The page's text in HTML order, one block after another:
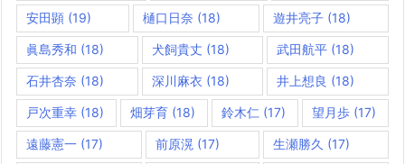
安田顕 (19) 樋口日奈 (18) 遊井亮子(18)
眞島秀和 (18) 犬飼貴丈 (18) 武田航平 (18)
石井杏奈 (18) 深川麻衣 (18) 井上想良 (18)
戸次重幸 (18) 畑芽育 (18) 鈴木仁 (17) 望月歩 (17)
遠藤憲一 (17) 前原滉 (17) 生瀬勝久 (17)